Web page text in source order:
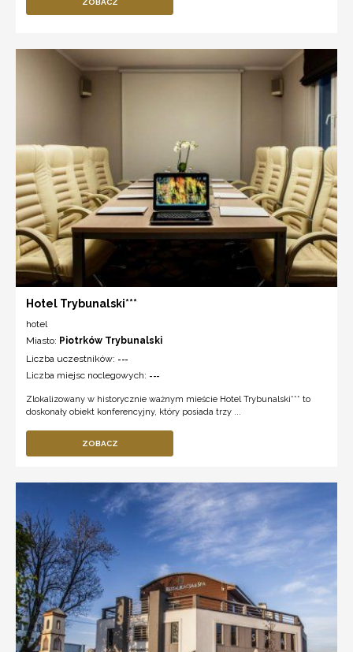
ZOBACZ
Hotel Trybunalski***
hotel
Miasto: Piotrków Trybunalski
Liczba uczestników: ---
Liczba miejsc noclegowych: ---
Zlokalizowany w historycznie ważnym mieście Hotel Trybunalski*** to
doskonały obiekt konferencyjny, który posiada trzy ...
ZOBACZ